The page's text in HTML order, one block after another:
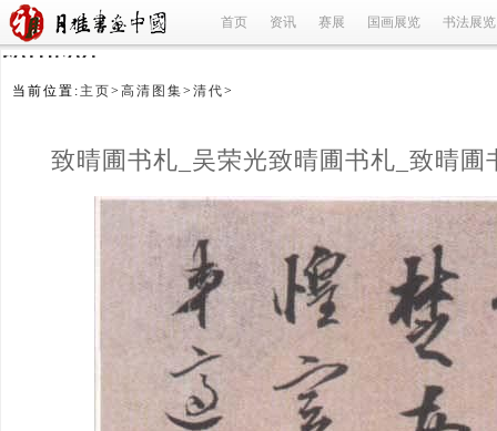
首页 资讯 赛展 国画展览 书法展览
refused
当前位置: 主页> 高清图集> 清代>
致晴圃书札_吴荣光致晴圃书札_致晴圃
吴荣光_清代